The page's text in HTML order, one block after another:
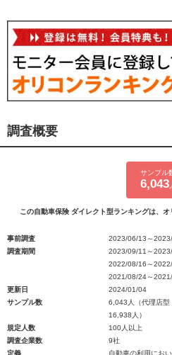
調査概要
サンプル
6,043
この自動車保険 ダイレクト型ランキングは、オ
事前調査
2023/06/13～
調査期間
2023/09/11～
2022/08/16～
2021/08/24～
更新日
2024/01/04
サンプル数
6,043人（代理店型
16,938人）
規定人数
100人以上
調査企業数
9社